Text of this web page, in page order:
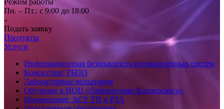
Режим работы
Пн. – Пт.: с 9:00 до 18:00
Подать заявку
Продукты
Услуги
Информационная безопасность промышленных систем
Консалтинг РБПО
Лабораторные испытания
Обучение в НОЦ «Лаборатории Касперского»
Инжиниринг АСУ ТП и РЗА